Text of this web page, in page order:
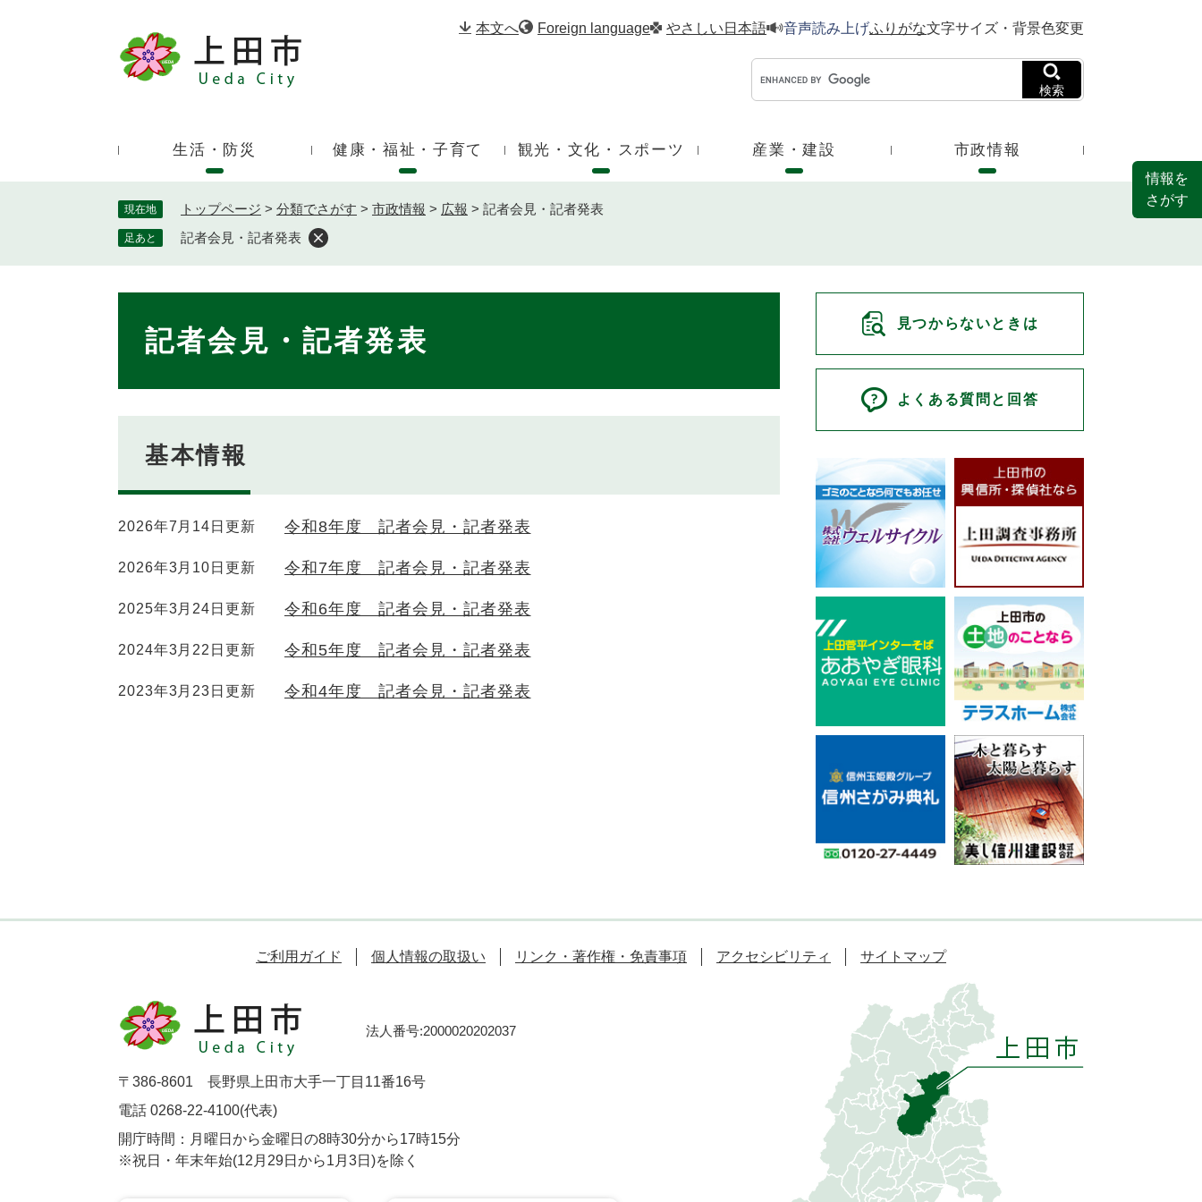
。
本文へ Foreign language やさしい日本語 音声読み上げふりがな文字サイズ・背景色変更
ド
検索
生活・防災 健康・福祉・子育て 観光・文化・スポーツ 産業・建設 市政情報
現在地 トップページ > 分類でさがす > 市政情報 > 広報 > 記者会見・記者発表
足あと 記者会見・記者発表
記者会見・記者発表
基本情報
2026年7月14日更新 令和8年度 記者会見・記者発表
2026年3月10日更新 令和7年度 記者会見・記者発表
2025年3月24日更新 令和6年度 記者会見・記者発表
2024年3月22日更新 令和5年度 記者会見・記者発表
2023年3月23日更新 令和4年度 記者会見・記者発表
見つからないときは
よくある質問と回答
情報を
さがす
ご利用ガイド 個人情報の取扱い リンク・著作権・免責事項 アクセシビリティ サイトマップ
法人番号:2000020202037
〒386-8601 長野県上田市大手一丁目11番16号
電話 0268-22-4100(代表)
開庁時間：月曜日から金曜日の8時30分から17時15分
※祝日・年末年始(12月29日から1月3日)を除く